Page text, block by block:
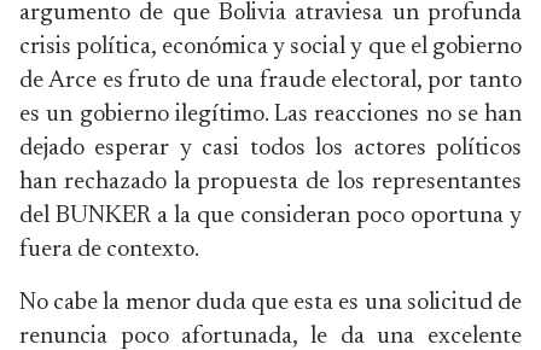
argumento de que Bolivia atraviesa un profunda
crisis política, económica y social y que el gobierno
de Arce es fruto de una fraude electoral, por tanto
es un gobierno ilegítimo. Las reacciones no se han
dejado esperar y casi todos los actores políticos
han rechazado la propuesta de los representantes
del BUNKER a la que consideran poco oportuna y
fuera de contexto.
No cabe la menor duda que esta es una solicitud de
renuncia poco afortunada, le da una excelente